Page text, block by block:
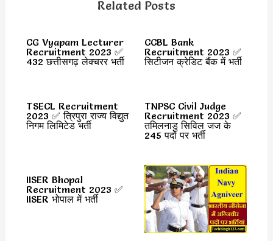
Related Posts
CG Vyapam Lecturer
Recruitment 2023 ✅
432 छत्तीसगढ़ लेक्चरर भर्ती
CCBL Bank
Recruitment 2023 ✅
सिटीजन क्रेडिट बैंक में भर्ती
TSECL Recruitment
2023 ✅ त्रिपुरा राज्य विद्युत
निगम लिमिटेड भर्ती
TNPSC Civil Judge
Recruitment 2023 ✅
तमिलनाडु सिविल जज के
245 पदों पर भर्ती
IISER Bhopal
Recruitment 2023 ✅
IISER भोपाल में भर्ती